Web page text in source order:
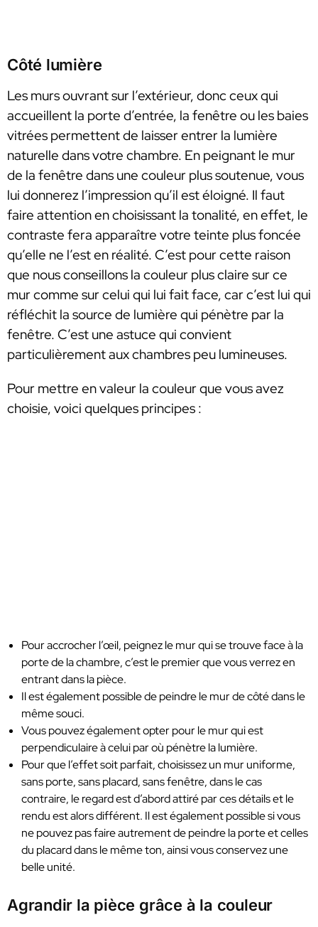
Côté lumière
Les murs ouvrant sur l’extérieur, donc ceux qui
accueillent la porte d’entrée, la fenêtre ou les baies
vitrées permettent de laisser entrer la lumière
naturelle dans votre chambre. En peignant le mur
de la fenêtre dans une couleur plus soutenue, vous
lui donnerez l’impression qu’il est éloigné. Il faut
faire attention en choisissant la tonalité, en effet, le
contraste fera apparaître votre teinte plus foncée
qu’elle ne l’est en réalité. C’est pour cette raison
que nous conseillons la couleur plus claire sur ce
mur comme sur celui qui lui fait face, car c’est lui qui
réfléchit la source de lumière qui pénètre par la
fenêtre. C’est une astuce qui convient
particulièrement aux chambres peu lumineuses.
Pour mettre en valeur la couleur que vous avez
choisie, voici quelques principes :
Pour accrocher l’œil, peignez le mur qui se trouve face à la
porte de la chambre, c’est le premier que vous verrez en
entrant dans la pièce.
Il est également possible de peindre le mur de côté dans le
même souci.
Vous pouvez également opter pour le mur qui est
perpendiculaire à celui par où pénètre la lumière.
Pour que l’effet soit parfait, choisissez un mur uniforme,
sans porte, sans placard, sans fenêtre, dans le cas
contraire, le regard est d’abord attiré par ces détails et le
rendu est alors différent. Il est également possible si vous
ne pouvez pas faire autrement de peindre la porte et celles
du placard dans le même ton, ainsi vous conservez une
belle unité.
Agrandir la pièce grâce à la couleur